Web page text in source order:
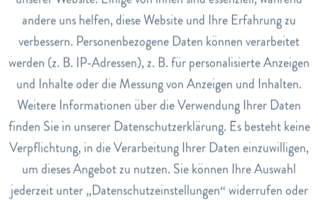
Anwendung
Brühen Sie einen Teebeutel mit kochendem Wasser über
und lassen Sie ihn 5-10 Minuten ziehen.
Art.Nr.
5543722
EAN
9004145025493
Lagerbestand
3
Marketing Inaktiv
Tracking Inaktiv
Service Inaktiv
andere uns helfen, diese Website und Ihre Erfahrung zu
verbessern. Personenbezogene Daten können verarbeitet
werden (z. B. IP-Adressen), z. B. für personalisierte Anzeigen
und Inhalte oder die Messung von Anzeigen und Inhalten.
Weitere Informationen über die Verwendung Ihrer Daten
finden Sie in unserer Datenschutzerklärung. Es besteht keine
Verpflichtung, in die Verarbeitung Ihrer Daten einzuwilligen,
um dieses Angebot zu nutzen. Sie können Ihre Auswahl
jederzeit unter „Datenschutzeinstellungen“ widerrufen oder